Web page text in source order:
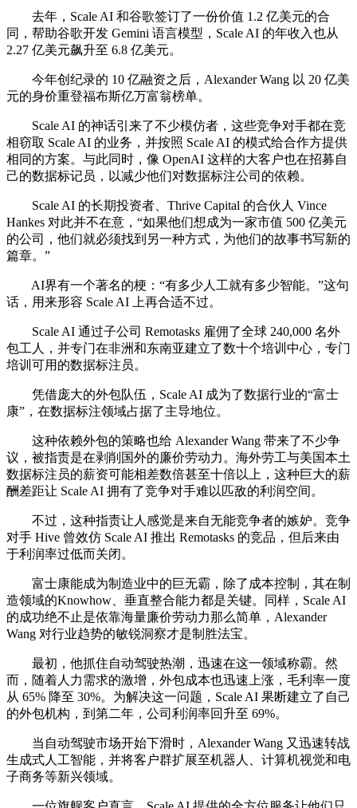
去年，Scale AI 和谷歌签订了一份价值 1.2 亿美元的合
同，帮助谷歌开发 Gemini 语言模型，Scale AI 的年收入也从
2.27 亿美元飙升至 6.8 亿美元。
今年创纪录的 10 亿融资之后，Alexander Wang 以 20 亿美
元的身价重登福布斯亿万富翁榜单。
Scale AI 的神话引来了不少模仿者，这些竞争对手都在竞
相窃取 Scale AI 的业务，并按照 Scale AI 的模式给合作方提供
相同的方案。与此同时，像 OpenAI 这样的大客户也在招募自
己的数据标记员，以减少他们对数据标注公司的依赖。
Scale AI 的长期投资者、Thrive Capital 的合伙人 Vince
Hankes 对此并不在意，“如果他们想成为一家市值 500 亿美元
的公司，他们就必须找到另一种方式，为他们的故事书写新的
篇章。”
AI界有一个著名的梗：“有多少人工就有多少智能。”这句
话，用来形容 Scale AI 上再合适不过。
Scale AI 通过子公司 Remotasks 雇佣了全球 240,000 名外
包工人，并专门在非洲和东南亚建立了数十个培训中心，专门
培训可用的数据标注员。
凭借庞大的外包队伍，Scale AI 成为了数据行业的“富士
康”，在数据标注领域占据了主导地位。
这种依赖外包的策略也给 Alexander Wang 带来了不少争
议，被指责是在剥削国外的廉价劳动力。海外劳工与美国本土
数据标注员的薪资可能相差数倍甚至十倍以上，这种巨大的薪
酬差距让 Scale AI 拥有了竞争对手难以匹敌的利润空间。
不过，这种指责让人感觉是来自无能竞争者的嫉妒。竞争
对手 Hive 曾效仿 Scale AI 推出 Remotasks 的竞品，但后来由
于利润率过低而关闭。
富士康能成为制造业中的巨无霸，除了成本控制，其在制
造领域的Knowhow、垂直整合能力都是关键。同样，Scale AI
的成功绝不止是依靠海量廉价劳动力那么简单，Alexander
Wang 对行业趋势的敏锐洞察才是制胜法宝。
最初，他抓住自动驾驶热潮，迅速在这一领域称霸。然
而，随着人力需求的激增，外包成本也迅速上涨，毛利率一度
从 65% 降至 30%。为解决这一问题，Scale AI 果断建立了自己
的外包机构，到第二年，公司利润率回升至 69%。
当自动驾驶市场开始下滑时，Alexander Wang 又迅速转战
生成式人工智能，并将客户群扩展至机器人、计算机视觉和电
子商务等新兴领域。